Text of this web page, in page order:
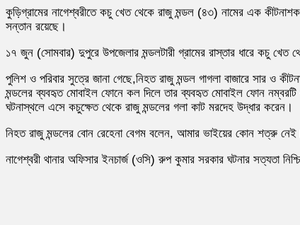
কুড়িগ্রামের নাগেশ্বরীতে কচু খেত থেকে রাজু মন্ডল (৪৩) নামের এক
সন্তান রয়েছে।
১৭ জুন (সোমবার) দুপুরে উপজেলার মন্ডলটারী গ্রামের রাস্তার ধারে কচু খেত
পুলিশ ও পরিবার সুত্রে জানা গেছে,নিহত রাজু মন্ডল গাগলা বাজারে সার ও
মন্ডলের ব্যবহৃত মোবাইল ফোনে কল দিলে তার ব্যবহৃত মোবাইল ফোন নম্বরটি
ঘটনাস্থলে এসে কচুক্ষেত থেকে রাজু মন্ডলের গলা কাট মরদেহ উদ্ধার করেন।
নিহত রাজু মন্ডলের বোন রেহেনা বেগম বলেন, আমার ভাইয়ের কোন শত্রু
নাগেশ্বরী থানার অফিসার ইনচার্জ (ওসি) রুপ কুমার সরকার ঘটনার সত্যতা